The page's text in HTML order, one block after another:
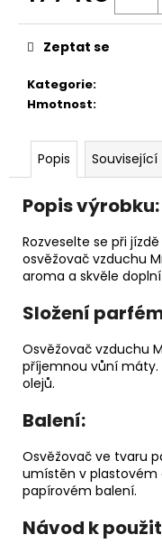
cena:
Kategorie:
Hmotnost:
Zeptat se
Popis Související
Popis výrobku:
Rozveselte se při
osvěžovač vzduchu
aroma a skvěle
Složení
Osvěžovač vzduchu
příjemnou vůní máty.
olejů.
Balení:
Osvěžovač ve tvaru
umístěn v plastovém
papírovém balení.
Návod k
D
o
p
o
u
e
m
e
DĚTSKÁ
LÁHEV
NA
PITÍ
KIDS
FUN
119
Kč